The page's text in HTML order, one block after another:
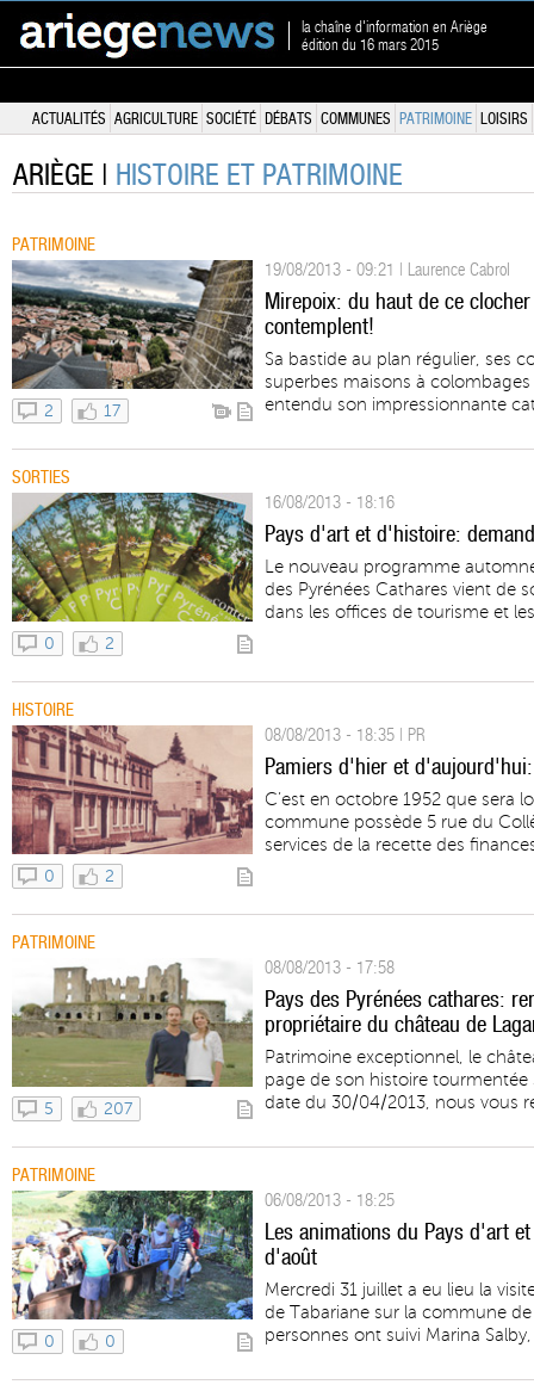
la chaîne d'information en Ariège
édition du 16 mars 2015
ACTUALITÉS AGRICULTURE SOCIÉTÉ DÉBATS COMMUNES PATRIMOINE LOISIRS
ARIÈGE | HISTOIRE ET PATRIMOINE
PATRIMOINE
2 17
19/08/2013 - 09:21 | Laurence Cabrol
Mirepoix: du haut de ce
contemplent!
Sa bastide au plan régulier, ses
superbes maisons à
entendu son impressionnante
SORTIES
0 2
16/08/2013 - 18:16
Pays d'art et d'histoire:
Le nouveau programme
des Pyrénées Cathares vient de
dans les offices de tourisme et
HISTOIRE
0 2
08/08/2013 - 18:35 | PR
Pamiers d'hier et
C’est en octobre 1952 que sera
commune possède 5 rue du
services de la recette des
PATRIMOINE
5 207
08/08/2013 - 17:58
Pays des Pyrénées cathares:
propriétaire du château de
Patrimoine exceptionnel, le
page de son histoire
date du 30/04/2013, nous vous
PATRIMOINE
0 0
06/08/2013 - 18:25
Les animations du Pays d'art
d'août
Mercredi 31 juillet a eu lieu la
de Tabariane sur la commune
personnes ont suivi Marina